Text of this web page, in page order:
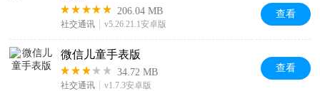
206.04 MB
社交通讯 v5.26.21.1安卓版
查看
微信儿童手表版
34.72 MB
社交通讯 v1.7.3安卓版
查看